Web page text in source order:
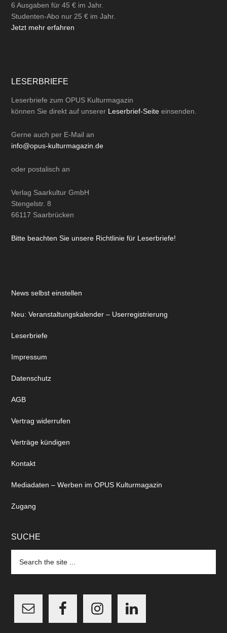
6 Ausgaben für 45 € im Jahr.
Studenten-Abo nur 25 € im Jahr.
Jetzt mehr erfahren
LESERBRIEFE
Leserbriefe zum OPUS Kulturmagazin
können Sie direkt auf unserer Leserbrief-Seite einsenden.
Gerne auch per E-Mail an
info@opus-kulturmagazin.de
oder postalisch an
Verlag Saarkultur GmbH
Stengelstr. 8
66117 Saarbrücken
Bitte beachten Sie unsere Richtlinie für Leserbriefe!
News selbst einstellen
Neu: Veranstaltungskalender – Userregistrierung
Leserbriefe
Impressum
Datenschutz
AGB
Vertrag widerrufen
Verträge kündigen
Kontakt
Mediadaten – Werben im OPUS Kulturmagazin
Zugang
SUCHE
the